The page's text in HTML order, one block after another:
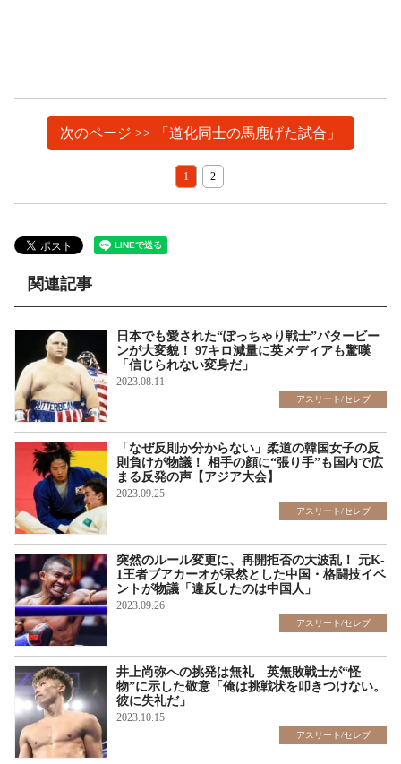
次のページ >> 「道化同士の馬鹿げた試合」
1 2
関連記事
日本でも愛された“ぽっちゃり戦士”バタービー
ンが大変貌！ 97キロ減量に英メディアも驚嘆
「信じられない変身だ」
2023.08.11
アスリート/セレブ
「なぜ反則か分からない」柔道の韓国女子の反
則負けが物議！ 相手の顔に“張り手”も国内で広
まる反発の声【アジア大会】
2023.09.25
アスリート/セレブ
突然のルール変更に、再開拒否の大波乱！ 元K-
1王者ブアカーオが呆然とした中国・格闘技イベ
ントが物議「違反したのは中国人」
2023.09.26
アスリート/セレブ
井上尚弥への挑発は無礼 英無敗戦士が“怪
物”に示した敬意「俺は挑戦状を叩きつけない。
彼に失礼だ」
2023.10.15
アスリート/セレブ